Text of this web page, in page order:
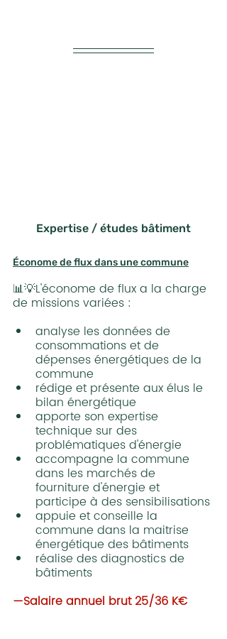
Expertise / études bâtiment
Économe de flux dans une commune
📊💡L'économe de flux a la charge
de missions variées :
analyse les données de
consommations et de
dépenses énergétiques de la
commune
rédige et présente aux élus le
bilan énergétique
apporte son expertise
technique sur des
problématiques d'énergie
accompagne la commune
dans les marchés de
fourniture d'énergie et
participe à des sensibilisations
appuie et conseille la
commune dans la maitrise
énergétique des bâtiments
réalise des diagnostics de
bâtiments
—Salaire annuel brut 25/36 K€